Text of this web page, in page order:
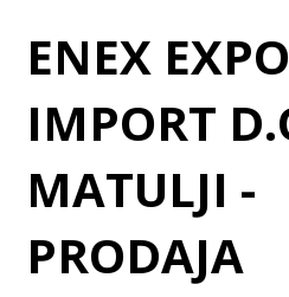
ENEX
IMPORT
MATULJI -
PRODAJA